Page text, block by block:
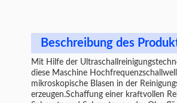
Beschreibung des
Mit Hilfe der
diese Maschine
mikroskopische Blasen in der
erzeugen.Schaffung einer kraftvollen